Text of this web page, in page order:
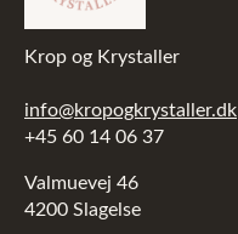
Krop og Krystaller
info@kropogkrystaller.dk
+45 60 14 06 37
Valmuevej 46
4200 Slagelse